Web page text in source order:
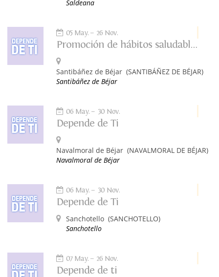
Saldeana
05 May. 26 Nov.
Promoción de hábitos saludables. Depende de ti.
Santibáñez de Béjar (SANTIBÁÑEZ DE BÉJAR)
Santibáñez de Béjar
06 May. 30 Nov.
Depende de Ti
Navalmoral de Béjar (NAVALMORAL DE BÉJAR)
Navalmoral de Béjar
06 May. 30 Nov.
Depende de Ti
Sanchotello (SANCHOTELLO)
Sanchotello
07 May. 26 Nov.
Depende de ti